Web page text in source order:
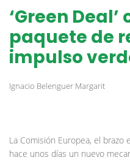
‘Green
paquete de
impulso
Ignacio Belenguer Margarit
La Comisión Europea, el brazo
hace unos días un nuevo